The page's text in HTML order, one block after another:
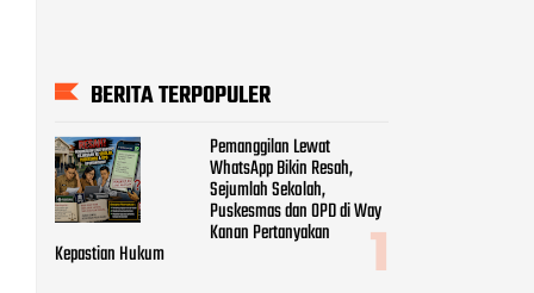
BERITA TERPOPULER
Pemanggilan Lewat
WhatsApp Bikin Resah,
Sejumlah Sekolah,
Puskesmas dan OPD di Way
Kanan Pertanyakan
Kepastian Hukum